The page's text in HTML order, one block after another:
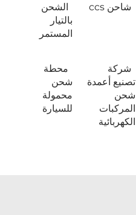
شاحن ccs
الشحن
بالتيار
المستمر
شركة
تصنيع أعمدة
شحن
المركبات
الكهربائية
محطة
شحن
محمولة
للسيارة